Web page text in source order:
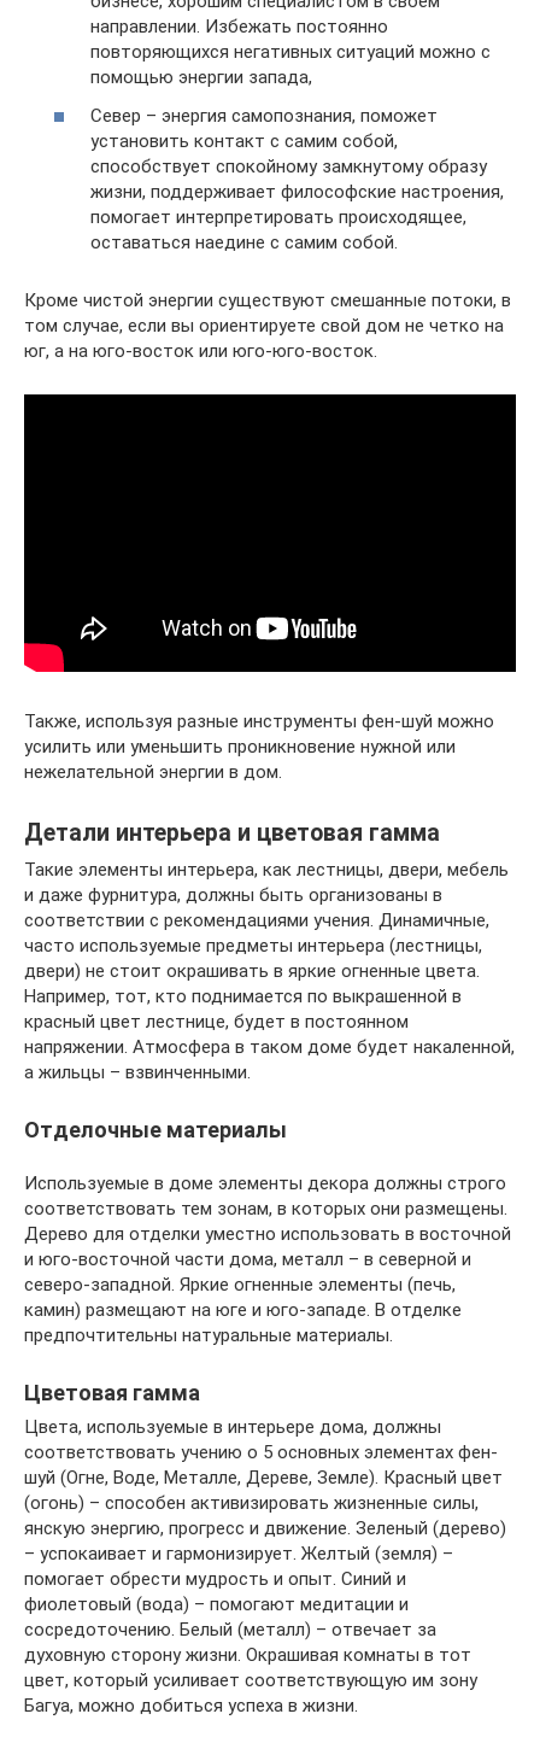
направлении. Избежать постоянно
повторяющихся негативных ситуаций можно с
помощью энергии запада,
Север – энергия самопознания, поможет
установить контакт с самим собой,
способствует спокойному замкнутому образу
жизни, поддерживает философские настроения,
помогает интерпретировать происходящее,
оставаться наедине с самим собой.
Кроме чистой энергии существуют смешанные потоки, в
том случае, если вы ориентируете свой дом не четко на
юг, а на юго-восток или юго-юго-восток.
Также, используя разные инструменты фен-шуй можно
усилить или уменьшить проникновение нужной или
нежелательной энергии в дом.
Детали интерьера и цветовая гамма
Такие элементы интерьера, как лестницы, двери, мебель
и даже фурнитура, должны быть организованы в
соответствии с рекомендациями учения. Динамичные,
часто используемые предметы интерьера (лестницы,
двери) не стоит окрашивать в яркие огненные цвета.
Например, тот, кто поднимается по выкрашенной в
красный цвет лестнице, будет в постоянном
напряжении. Атмосфера в таком доме будет накаленной,
а жильцы – взвинченными.
Отделочные материалы
Используемые в доме элементы декора должны строго
соответствовать тем зонам, в которых они размещены.
Дерево для отделки уместно использовать в восточной
и юго-восточной части дома, металл – в северной и
северо-западной. Яркие огненные элементы (печь,
камин) размещают на юге и юго-западе. В отделке
предпочтительны натуральные материалы.
Цветовая гамма
Цвета, используемые в интерьере дома, должны
соответствовать учению о 5 основных элементах фен-
шуй (Огне, Воде, Металле, Дереве, Земле). Красный цвет
(огонь) – способен активизировать жизненные силы,
янскую энергию, прогресс и движение. Зеленый (дерево)
– успокаивает и гармонизирует. Желтый (земля) –
помогает обрести мудрость и опыт. Синий и
фиолетовый (вода) – помогают медитации и
сосредоточению. Белый (металл) – отвечает за
духовную сторону жизни. Окрашивая комнаты в тот
цвет, который усиливает соответствующую им зону
Багуа, можно добиться успеха в жизни.